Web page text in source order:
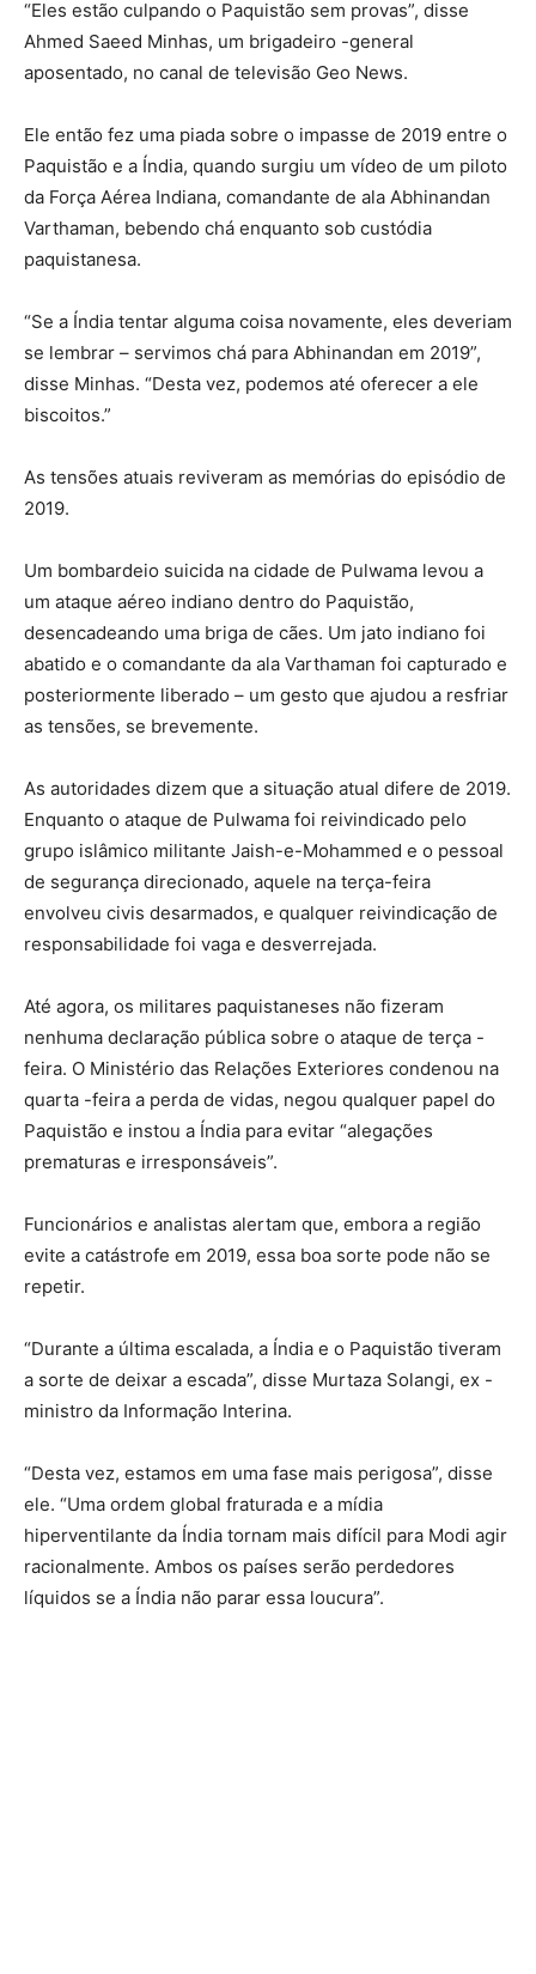
“Eles estão culpando o Paquistão sem provas”, disse
Ahmed Saeed Minhas, um brigadeiro -general
aposentado, no canal de televisão Geo News.
Ele então fez uma piada sobre o impasse de 2019 entre o
Paquistão e a Índia, quando surgiu um vídeo de um piloto
da Força Aérea Indiana, comandante de ala Abhinandan
Varthaman, bebendo chá enquanto sob custódia
paquistanesa.
“Se a Índia tentar alguma coisa novamente, eles deveriam
se lembrar – servimos chá para Abhinandan em 2019”,
disse Minhas. “Desta vez, podemos até oferecer a ele
biscoitos.”
As tensões atuais reviveram as memórias do episódio de
2019.
Um bombardeio suicida na cidade de Pulwama levou a
um ataque aéreo indiano dentro do Paquistão,
desencadeando uma briga de cães. Um jato indiano foi
abatido e o comandante da ala Varthaman foi capturado e
posteriormente liberado – um gesto que ajudou a resfriar
as tensões, se brevemente.
As autoridades dizem que a situação atual difere de 2019.
Enquanto o ataque de Pulwama foi reivindicado pelo
grupo islâmico militante Jaish-e-Mohammed e o pessoal
de segurança direcionado, aquele na terça-feira
envolveu civis desarmados, e qualquer reivindicação de
responsabilidade foi vaga e desverrejada.
Até agora, os militares paquistaneses não fizeram
nenhuma declaração pública sobre o ataque de terça -
feira. O Ministério das Relações Exteriores condenou na
quarta -feira a perda de vidas, negou qualquer papel do
Paquistão e instou a Índia para evitar “alegações
prematuras e irresponsáveis”.
Funcionários e analistas alertam que, embora a região
evite a catástrofe em 2019, essa boa sorte pode não se
repetir.
“Durante a última escalada, a Índia e o Paquistão tiveram
a sorte de deixar a escada”, disse Murtaza Solangi, ex -
ministro da Informação Interina.
“Desta vez, estamos em uma fase mais perigosa”, disse
ele. “Uma ordem global fraturada e a mídia
hiperventilante da Índia tornam mais difícil para Modi agir
racionalmente. Ambos os países serão perdedores
líquidos se a Índia não parar essa loucura”.